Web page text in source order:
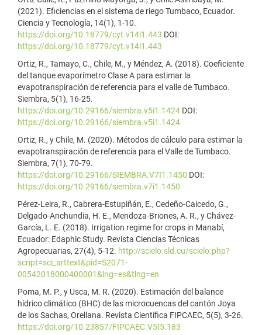
(2021). Eficiencias en el sistema de riego Tumbaco, Ecuador.
Ciencia y Tecnología, 14(1), 1-10.
https://doi.org/10.18779/cyt.v14i1.443 DOI:
https://doi.org/10.18779/cyt.v14i1.443
Ortiz, R., Tamayo, C., Chile, M., y Méndez, A. (2018). Coeficiente
del tanque evaporímetro Clase A para estimar la
evapotranspiración de referencia para el valle de Tumbaco.
Siembra, 5(1), 16-25.
https://doi.org/10.29166/siembra.v5i1.1424 DOI:
https://doi.org/10.29166/siembra.v5i1.1424
Ortiz, R., y Chile, M. (2020). Métodos de cálculo para estimar la
evapotranspiración de referencia para el Valle de Tumbaco.
Siembra, 7(1), 70-79.
https://doi.org/10.29166/SIEMBRA.V7I1.1450 DOI:
https://doi.org/10.29166/siembra.v7i1.1450
Pérez-Leira, R., Cabrera-Estupiñán, E., Cedeño-Caicedo, G.,
Delgado-Anchundia, H. E., Mendoza-Briones, A. R., y Chávez-
García, L. E. (2018). Irrigation regime for crops in Manabí,
Ecuador: Edaphic Study. Revista Ciencias Técnicas
Agropecuarias, 27(4), 5-12. http://scielo.sld.cu/scielo.php?
script=sci_arttext&pid=S2071-
00542018000400001&lng=es&tlng=en
Poma, M. P., y Usca, M. R. (2020). Estimación del balance
hídrico climático (BHC) de las microcuencas del cantón Joya
de los Sachas, Orellana. Revista Científica FIPCAEC, 5(5), 3-26.
https://doi.org/10.23857/FIPCAEC.V5I5.183